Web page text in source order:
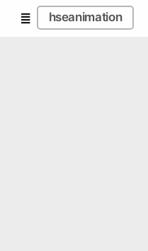
hseanimation